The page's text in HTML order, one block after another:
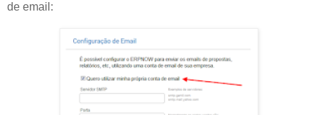
de email: